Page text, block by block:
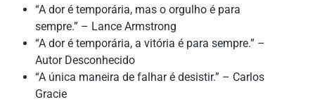
“A dor é temporária, mas o orgulho é para
sempre.” – Lance Armstrong
“A dor é temporária, a vitória é para sempre.” –
Autor Desconhecido
“A única maneira de falhar é desistir.” – Carlos
Gracie